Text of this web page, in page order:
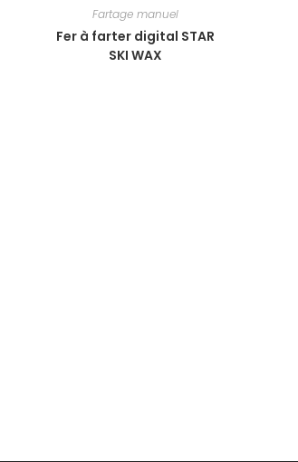
Fartage manuel
Fer à farter digital STAR
SKI WAX